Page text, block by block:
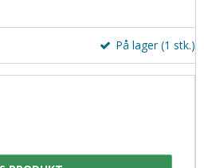
På lager (1 stk.)